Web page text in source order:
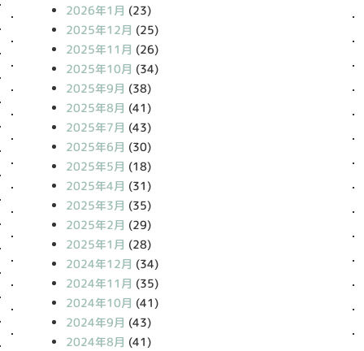
2026年1月 (23)
2025年12月 (25)
2025年11月 (26)
2025年10月 (34)
2025年9月 (38)
2025年8月 (41)
2025年7月 (43)
2025年6月 (30)
2025年5月 (18)
2025年4月 (31)
2025年3月 (35)
2025年2月 (29)
2025年1月 (28)
2024年12月 (34)
2024年11月 (35)
2024年10月 (41)
2024年9月 (43)
2024年8月 (41)